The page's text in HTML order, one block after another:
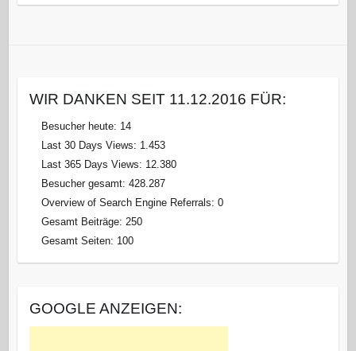
WIR DANKEN SEIT 11.12.2016 FÜR:
Besucher heute: 14
Last 30 Days Views: 1.453
Last 365 Days Views: 12.380
Besucher gesamt: 428.287
Overview of Search Engine Referrals: 0
Gesamt Beiträge: 250
Gesamt Seiten: 100
GOOGLE ANZEIGEN: